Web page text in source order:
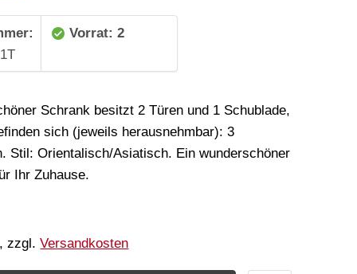
Vorrat: 2
Schrank besitzt 2 Türen und 1 Schublade,
sich (jeweils herausnehmbar): 3
Stil: Orientalisch/Asiatisch. Ein wunderschöner
Ihr Zuhause.
zzgl.Versandkosten